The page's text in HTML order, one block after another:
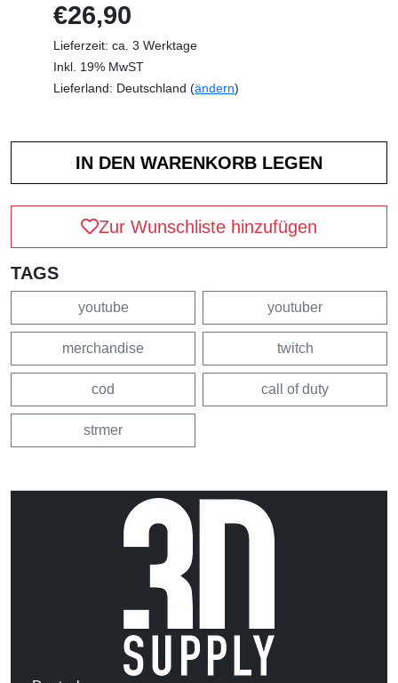
€26,90
Lieferzeit: ca. 3 Werktage
Inkl. 19% MwST
Lieferland: Deutschland (ändern)
Zur Wunschliste hinzufügen
TAGS
youtube youtuber
merchandise twitch
cod call of duty
strmer